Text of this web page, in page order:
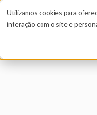
Utilizamos cookies para
interação com o site e